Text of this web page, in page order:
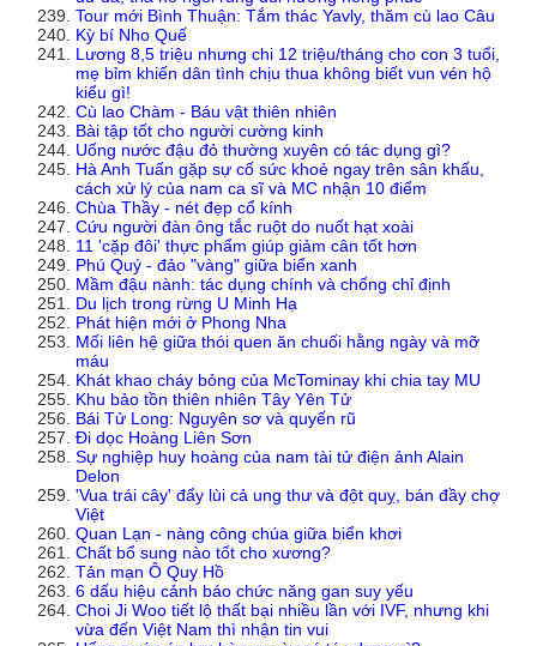
Tour mới Bình Thuận: Tắm thác Yavly, thăm cù lao Câu
Kỳ bí Nho Quế
Lương 8,5 triệu nhưng chi 12 triệu/tháng cho con 3 tuổi,
mẹ bỉm khiến dân tình chịu thua không biết vun vén hộ
kiểu gì!
Cù lao Chàm - Báu vật thiên nhiên
Bài tập tốt cho người cường kinh
Uống nước đậu đỏ thường xuyên có tác dụng gì?
Hà Anh Tuấn gặp sự cố sức khoẻ ngay trên sân khấu,
cách xử lý của nam ca sĩ và MC nhận 10 điểm
Chùa Thầy - nét đẹp cổ kính
Cứu người đàn ông tắc ruột do nuốt hạt xoài
11 'cặp đôi' thực phẩm giúp giảm cân tốt hơn
Phú Quý - đảo "vàng" giữa biển xanh
Mầm đậu nành: tác dụng chính và chống chỉ định
Du lịch trong rừng U Minh Hạ
Phát hiện mới ở Phong Nha
Mối liên hệ giữa thói quen ăn chuối hằng ngày và mỡ
máu
Khát khao cháy bỏng của McTominay khi chia tay MU
Khu bảo tồn thiên nhiên Tây Yên Tử
Bái Tử Long: Nguyên sơ và quyến rũ
Đi dọc Hoàng Liên Sơn
Sự nghiệp huy hoàng của nam tài tử điện ảnh Alain
Delon
'Vua trái cây' đẩy lùi cả ung thư và đột quỵ, bán đầy chợ
Việt
Quan Lạn - nàng công chúa giữa biển khơi
Chất bổ sung nào tốt cho xương?
Tản mạn Ô Quy Hồ
6 dấu hiệu cảnh báo chức năng gan suy yếu
Choi Ji Woo tiết lộ thất bại nhiều lần với IVF, nhưng khi
vừa đến Việt Nam thì nhận tin vui